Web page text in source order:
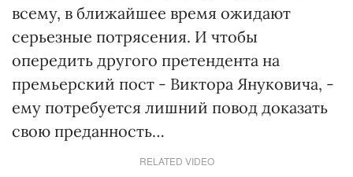
всему, в ближайшее время ожидают
серьезные потрясения. И чтобы
опередить другого претендента на
премьерский пост - Виктора Януковича, -
ему потребуется лишний повод доказать
свою преданность…
RELATED VIDEO